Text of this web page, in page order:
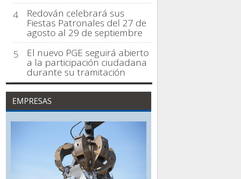
4
Redován celebrará sus
Fiestas Patronales del 27 de
agosto al 29 de septiembre
5
El nuevo PGE seguirá abierto
a la participación ciudadana
durante su tramitación
EMPRESAS